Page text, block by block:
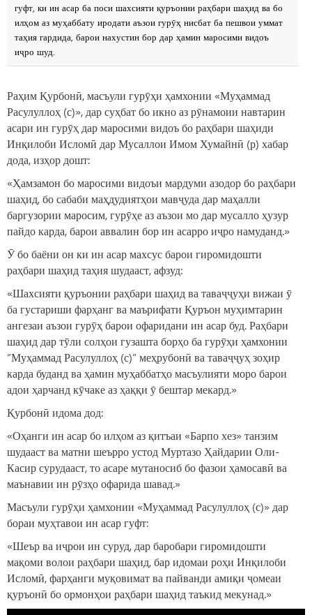
гуфт, ки ин асар ба поси шахсияти қуръонии раҳбари шаҳид ва бо
илҳом аз муҳаббату иродати аъзои гурӯҳ нисбат ба пешвои уммат
таҳия гардида, барои нахустин бор дар ҳамин маросими видоъ
иҷро шуд.
Раҳим Қурбонӣ, масъули гурӯҳи ҳамхонии «Муҳаммад
Расулуллоҳ (с)», дар суҳбат бо икно аз рӯнамоии навтарин
асари ин гурӯҳ дар маросими видоъ бо раҳбари шаҳиди
Инқилоби Исломӣ дар Мусаллои Имом Хумайнӣ (р) хабар
дода, изҳор дошт:
«Ҳамзамон бо маросими видоъи мардуми азодор бо раҳбари
шаҳид, бо сабаби маҳдудиятҳои мавҷуда дар маҳалли
баргузории маросим, гурӯҳе аз аъзои мо дар мусалло ҳузур
пайдо карда, барои аввалин бор ин асарро иҷро намуданд.»
Ӯ бо баёни он ки ин асар махсус барои гиромидошти
раҳбари шаҳид таҳия шудааст, афзуд:
«Шахсияти қуръонии раҳбари шаҳид ва таваҷҷуҳи вижаи ӯ
ба густариши фарҳанг ва маърифати Қуръон муҳимтарин
ангезаи аъзои гурӯҳ барои офаридани ин асар буд. Раҳбари
шаҳид дар тӯли солҳои гузашта борҳо ба гурӯҳи ҳамхонии
“Муҳаммад Расулуллоҳ (с)” меҳрубонӣ ва таваҷҷуҳ зоҳир
карда буданд ва ҳамин муҳаббатҳо масъулияти моро барои
адои ҳарчанд кӯчаке аз ҳаққи ӯ бештар мекард.»
Қурбонӣ идома дод:
«Оҳанги ин асар бо илҳом аз қитъаи «Барпо хез» танзим
шудааст ва матни шеърро устод Муртазо Ҳайдарии Оли-
Касир сурудааст, то асаре мутаносиб бо фазои ҳамосавӣ ва
маънавии ин рӯзҳо офарида шавад.»
Масъули гурӯҳи ҳамхонии «Муҳаммад Расулуллоҳ (с)» дар
бораи муҳтавои ин асар гуфт:
«Шеър ва иҷрои ин суруд, дар баробари гиромидошти
мақоми волои раҳбари шаҳид, бар идомаи роҳи Инқилоби
Исломӣ, фарҳанги муқовимат ва пайванди амиқи ҷомеаи
қуръонӣ бо ормонҳои раҳбари шаҳид таъкид мекунад.»